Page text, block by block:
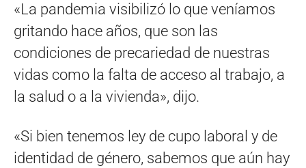
«La pandemia visibilizó lo que veníamos
gritando hace años, que son las
condiciones de precariedad de nuestras
vidas como la falta de acceso al trabajo, a
la salud o a la vivienda», dijo.
«Si bien tenemos ley de cupo laboral y de
identidad de género, sabemos que aún hay